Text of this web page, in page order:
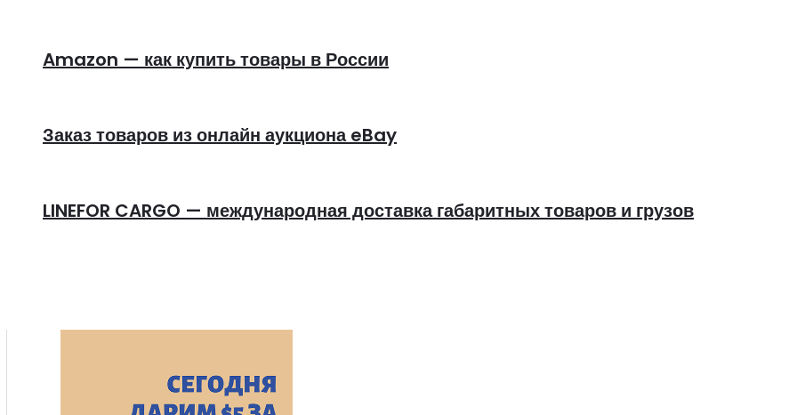
Amazon — как купить товары в России
Заказ товаров из онлайн аукциона eBay
LINEFOR CARGO — международная доставка габаритных товаров и грузов